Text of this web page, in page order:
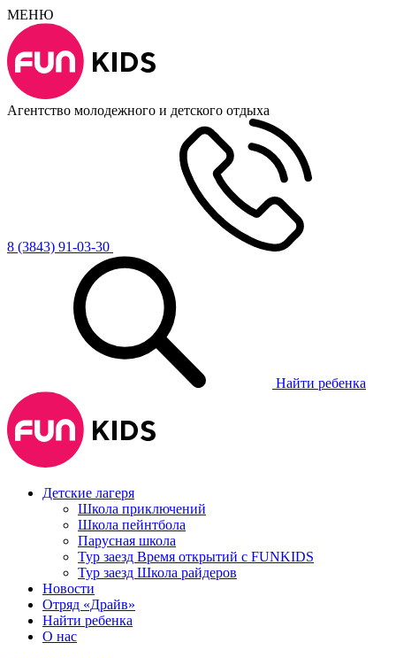
МЕНЮ
Агентство молодежного и детского отдыха
8 (3843) 91-03-30
Найти ребенка
Детские лагеря
Школа приключений
Школа пейнтбола
Парусная школа
Тур заезд Время открытий с FUNKIDS
Тур заезд Школа райдеров
Новости
Отряд «Драйв»
Найти ребенка
О нас